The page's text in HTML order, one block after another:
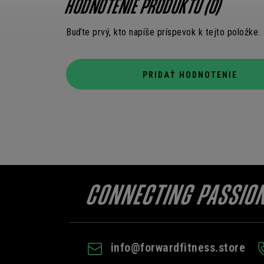
HODNOTENIE PRODUKTU (0)
Buďte prvý, kto napíše príspevok k tejto položke.
PRIDAŤ HODNOTENIE
info@forwardfitness.store